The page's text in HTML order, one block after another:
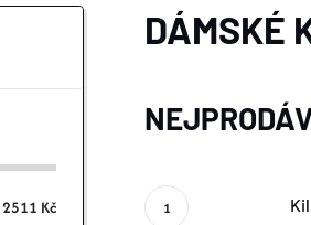
2511 Kč
DÁMSKÉ